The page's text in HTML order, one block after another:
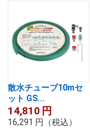
散水チューブ10mセ
ット GS...
14,810 円
16,291 円 （税込）